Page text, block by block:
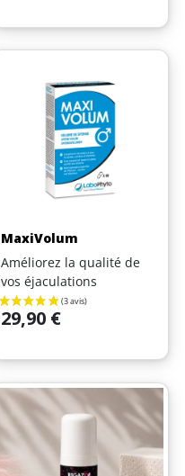
MaxiVolum
Améliorez la qualité de
vos éjaculations
Prix
29,90 €